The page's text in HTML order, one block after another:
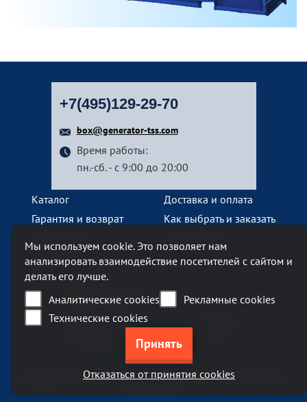
+7(495)129-29-70
box@generator-tss.com
Время работы:
пн.-сб. - с 9:00 до 20:00
Каталог
Доставка и оплата
Гарантия и возврат
Как выбрать и заказать
Контакты
Наш офис
Москва, Ленинский проспект, 119А
Бизнес-центр «Ленинский 119А»
метро Тропарево
Информация на сайте generator-tss.com не является публичной
Мы используем cookie. Это позволяет нам
анализировать взаимодействие посетителей с сайтом и
делать его лучше.
Аналитические cookies
Рекламные cookies
Технические cookies
Отказаться от принятия cookies